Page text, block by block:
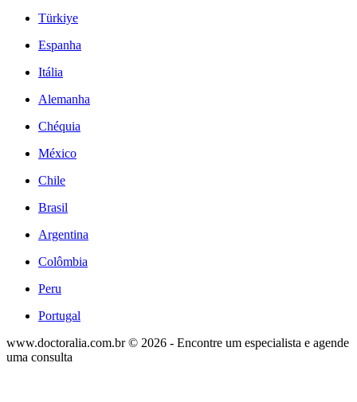
Türkiye
Espanha
Itália
Alemanha
Chéquia
México
Chile
Brasil
Argentina
Colômbia
Peru
Portugal
www.doctoralia.com.br © 2026 - Encontre um especialista e agende
uma consulta